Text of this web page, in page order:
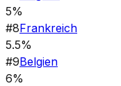
5%
#8Frankreich
5.5%
#9Belgien
6%